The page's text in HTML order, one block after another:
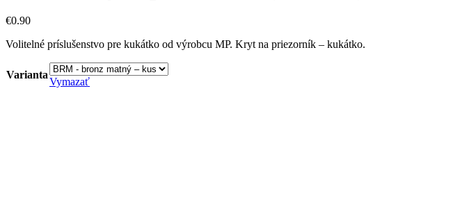
€0.90
Volitelné príslušenstvo pre kukátko od výrobcu MP. Kryt na priezorník – kukátko.
Varianta
Vymazať